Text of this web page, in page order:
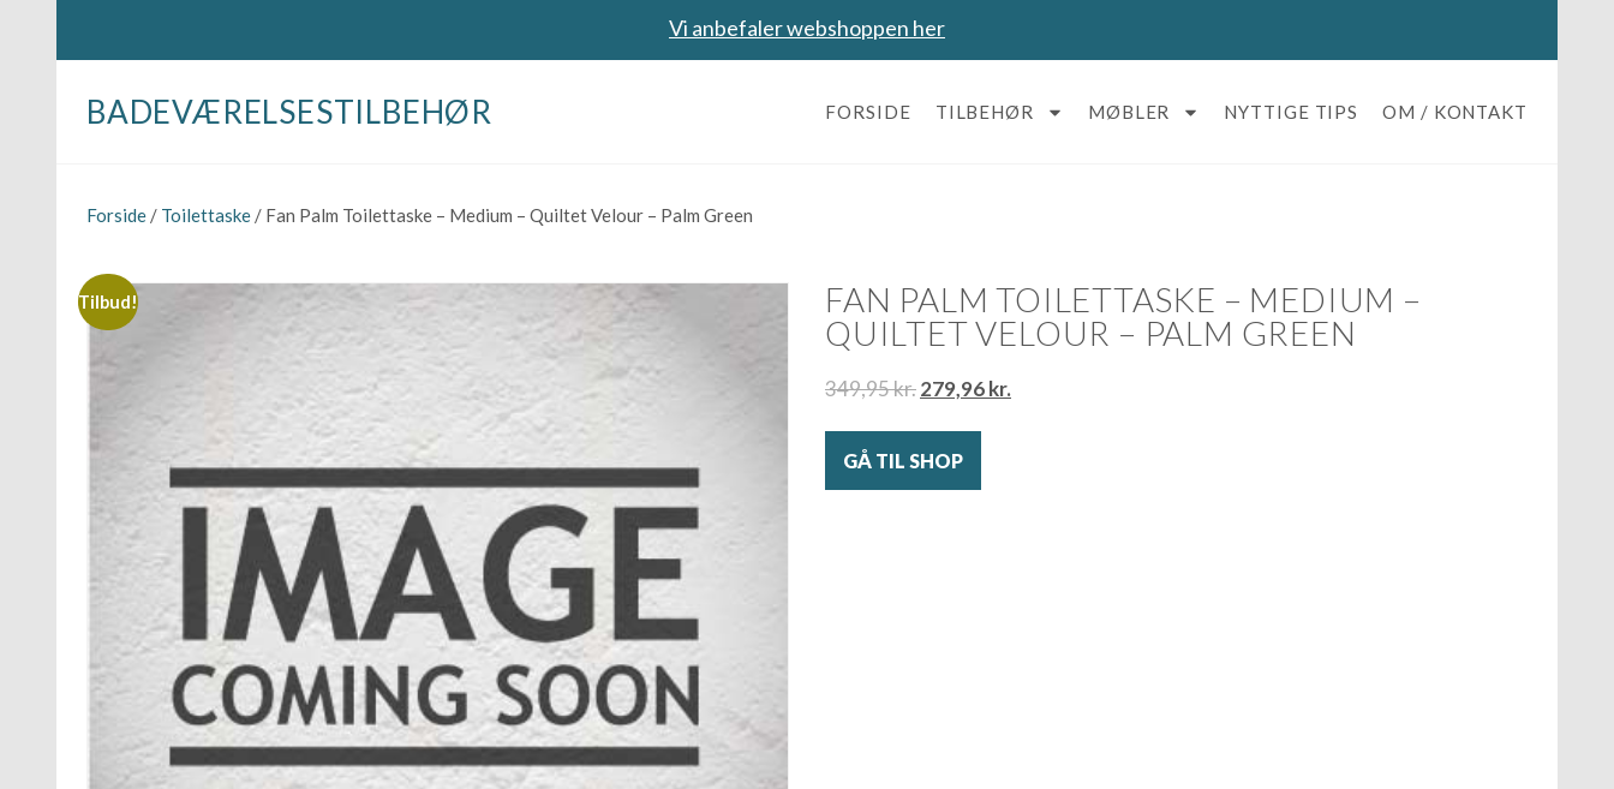
Vi anbefaler webshoppen her
BADEVÆRELSESTILBEHØR FORSIDE TILBEHØR MØBLER NYTTIGE TIPS OM / KONTAKT
Forside / Toilettaske / Fan Palm Toilettaske – Medium – Quiltet Velour – Palm Green
Tilbud!
FAN PALM TOILETTASKE – MEDIUM –
QUILTET VELOUR – PALM GREEN
349,95kr.279,96kr.
GÅ TIL SHOP